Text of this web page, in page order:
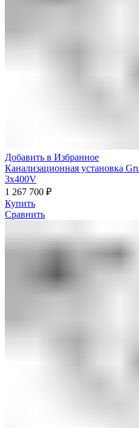
Добавить в Избранное
Канализационная установка
3x400V
1 267 700 ₽
Купить
Сравнить